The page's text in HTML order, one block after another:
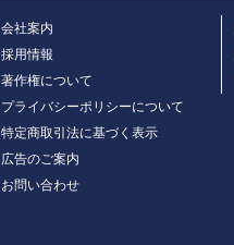
会社案内
採用情報
著作権について
プライバシーポリシーについて
特定商取引法に基づく表示
広告のご案内
お問い合わせ